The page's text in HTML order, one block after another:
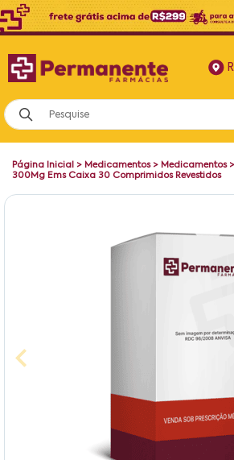
Página Inicial > Medicamentos> Medicamentos>
300Mg Ems Caixa 30 Comprimidos Revestidos